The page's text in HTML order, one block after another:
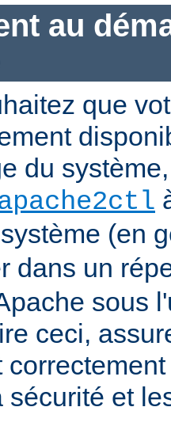
au
que
du
(en
dans un
sous
ceci,
sécurité et